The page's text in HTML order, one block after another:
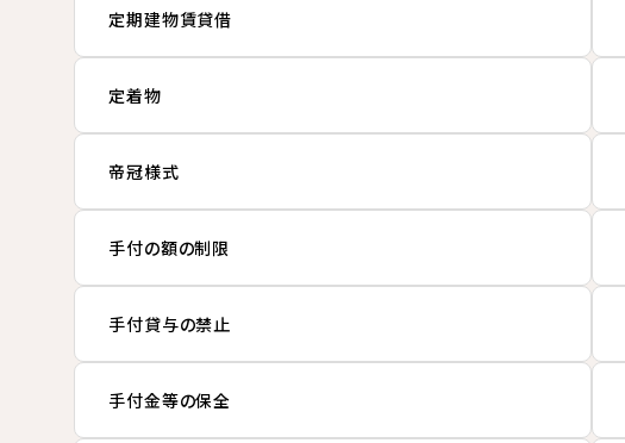
定期建物賃貸借
定着物
帝冠様式
手付の額の制限
手付貸与の禁止
手付金等の保全